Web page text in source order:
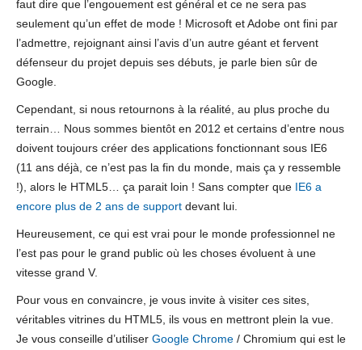
faut dire que l’engouement est général et ce ne sera pas
seulement qu’un effet de mode ! Microsoft et Adobe ont fini par
l’admettre, rejoignant ainsi l’avis d’un autre géant et fervent
défenseur du projet depuis ses débuts, je parle bien sûr de
Google.
Cependant, si nous retournons à la réalité, au plus proche du
terrain… Nous sommes bientôt en 2012 et certains d’entre nous
doivent toujours créer des applications fonctionnant sous IE6
(11 ans déjà, ce n’est pas la fin du monde, mais ça y ressemble
!), alors le HTML5… ça parait loin ! Sans compter que IE6 a
encore plus de 2 ans de support devant lui.
Heureusement, ce qui est vrai pour le monde professionnel ne
l’est pas pour le grand public où les choses évoluent à une
vitesse grand V.
Pour vous en convaincre, je vous invite à visiter ces sites,
véritables vitrines du HTML5, ils vous en mettront plein la vue.
Je vous conseille d’utiliser Google Chrome / Chromium qui est le